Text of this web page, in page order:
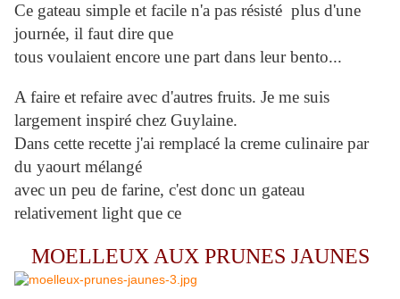
Ce gateau simple et facile n'a pas résisté plus d'une
journée, il faut dire que
tous voulaient encore une part dans leur bento...
A faire et refaire avec d'autres fruits. Je me suis
largement inspiré chez Guylaine.
Dans cette recette j'ai remplacé la creme culinaire par
du yaourt mélangé
avec un peu de farine, c'est donc un gateau
relativement light que ce
MOELLEUX AUX PRUNES JAUNES